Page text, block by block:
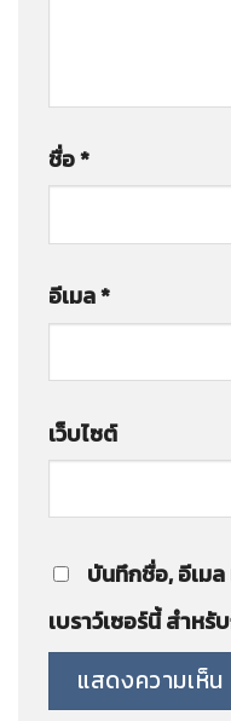
ชื่อ*
อีเมล*
เว็บไซต์
บันทึกชื่อ, อีเม
เบราว์เซอร์นี้ สำห